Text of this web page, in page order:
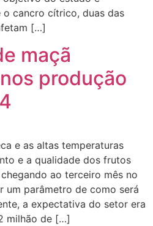
cancro cítrico, duas das
[…]
maçã
produção
e as altas temperaturas
e a qualidade dos frutos
ao terceiro mês no
um parâmetro de como será
a expectativa do setor era
milhão de […]